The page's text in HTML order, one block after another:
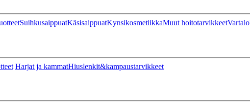
SuihkusaippuatKäsisaippuatKynsikosmetiikkaMuut hoitotarvikkeet
Harjat ja kammatHiuslenkit&kampaustarvikkeet